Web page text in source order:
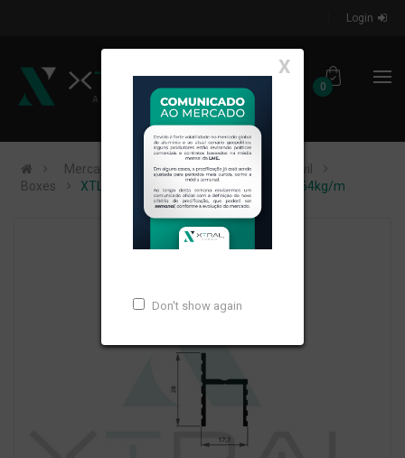
Login
0
X
Don't show again
Mercados de Atuação
Construção Civil
Boxes
XTL-917 - (BX-106) - PESO LINEAR: 0,264kg/m